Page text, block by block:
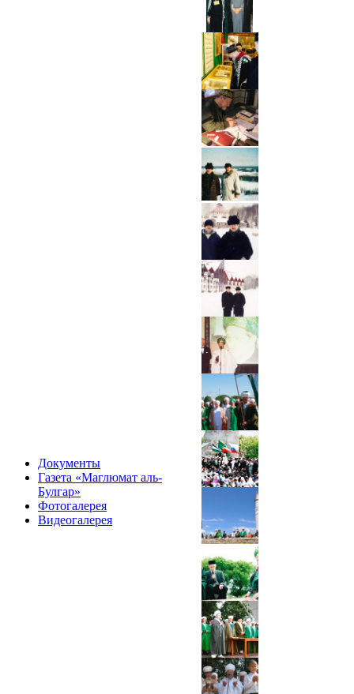
Документы
Газета «Маглюмат аль-
Булгар»
Фотогалерея
Видеогалерея